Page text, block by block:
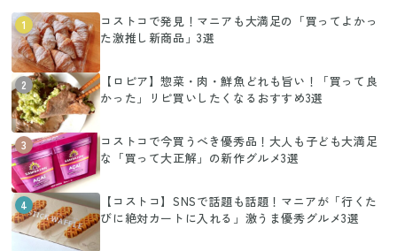
1
コストコで発見！マニアも大満足の「買ってよかっ
た激推し新商品」3選
2
【ロピア】惣菜・肉・鮮魚どれも旨い！「買って良
かった」リピ買いしたくなるおすすめ3選
3
コストコで今買うべき優秀品！大人も子ども大満足
な「買って大正解」の新作グルメ3選
4
【コストコ】SNSで話題も話題！マニアが「行くた
びに絶対カートに入れる」激うま優秀グルメ3選